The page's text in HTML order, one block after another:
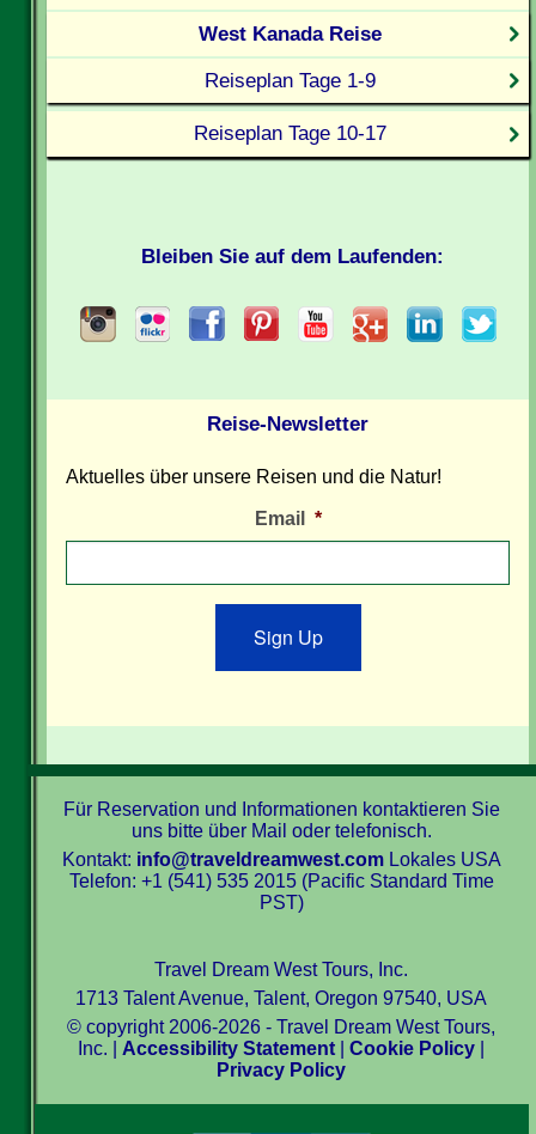
West Kanada Reise
Reiseplan Tage 1-9
Reiseplan Tage 10-17
Bleiben Sie auf dem Laufenden:
Reise-Newsletter
Aktuelles über unsere Reisen und die Natur!
Email *
Sign Up
Für Reservation und Informationen kontaktieren Sie
uns bitte über Mail oder telefonisch.
Kontakt: info@traveldreamwest.comLokales USA
Telefon: +1 (541) 535 2015 (Pacific Standard Time
PST)
Travel Dream West Tours, Inc.
1713 Talent Avenue, Talent, Oregon 97540, USA
© copyright 2006-2026 - Travel Dream West Tours,
Inc. | Accessibility Statement |Cookie Policy
Privacy Policy